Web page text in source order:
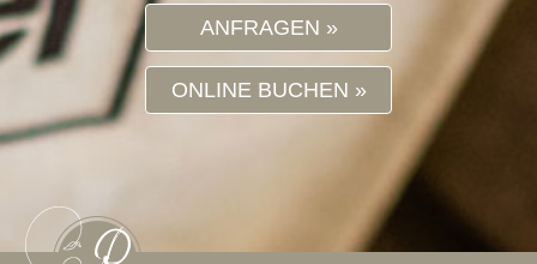
ANFRAGEN
ONLINE BUCHEN